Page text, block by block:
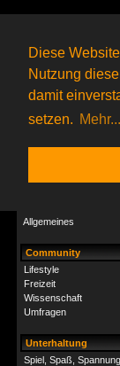
Diese
Nutzung
damit
setzen. Mehr...
Das
22 Gagolganeronline
Gagolganer:
9732
Allgemeines
Community
Lifestyle
Freizeit
Wissenschaft
Umfragen
Unterhaltung
Spiel, Spaß, Spannung